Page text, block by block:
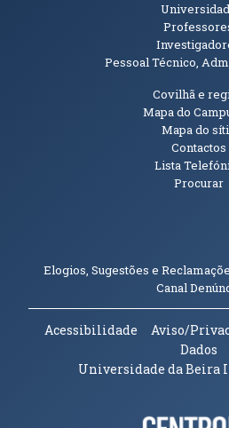
Pessoal Técnico,
InformaçõesCovilhã e
Mapa do
Mapa do
Contactos
Lista
Procurar
Elogios, Sugestões e
Canal
Acessibilidade Aviso/
Dados
Universidade da Beira